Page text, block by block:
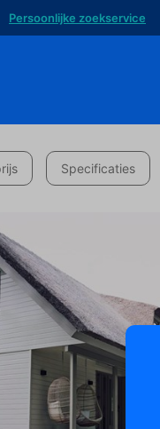
Persoonlijke zoekservice
Specificaties